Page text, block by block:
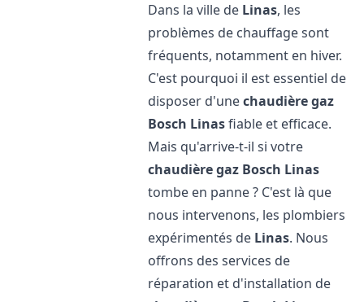
Dans la ville de Linas, les
problèmes de chauffage sont
fréquents, notamment en hiver.
C'est pourquoi il est essentiel de
disposer d'unechaudière gaz
Bosch Linasfiable et efficace.
Mais qu'arrive-t-il si votre
chaudière gaz Bosch Linas
tombe en panne ? C'est là que
nous intervenons, les plombiers
expérimentés de Linas. Nous
offrons des services de
réparation et d'installation de